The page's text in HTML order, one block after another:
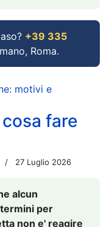
+39 335
Roma.
motivi e
fare
27 Luglio 2026
alcun
per
non e' reagire